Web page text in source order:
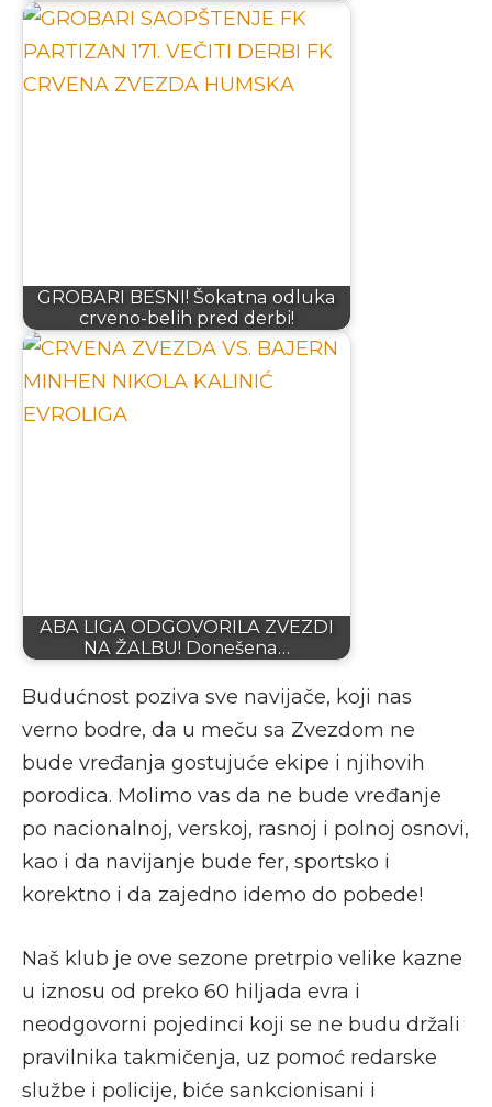
GROBARI BESNI! Šokatna odluka
crveno-belih pred derbi!
ABA LIGA ODGOVORILA ZVEZDI
NA ŽALBU! Donešena…
Budućnost poziva sve navijače, koji nas
verno bodre, da u meču sa Zvezdom ne
bude vređanja gostujuće ekipe i njihovih
porodica. Molimo vas da ne bude vređanje
po nacionalnoj, verskoj, rasnoj i polnoj osnovi,
kao i da navijanje bude fer, sportsko i
korektno i da zajedno idemo do pobede!
Naš klub je ove sezone pretrpio velike kazne
u iznosu od preko 60 hiljada evra i
neodgovorni pojedinci koji se ne budu držali
pravilnika takmičenja, uz pomoć redarske
službe i policije, biće sankcionisani i